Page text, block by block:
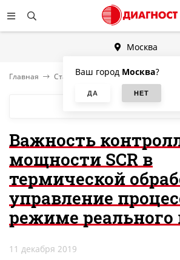
Москва
Ваш город Москва?
Главная Статьи Важность
Важность
мощности SCR в
термической
управление
режиме реального
11 декабря 2019